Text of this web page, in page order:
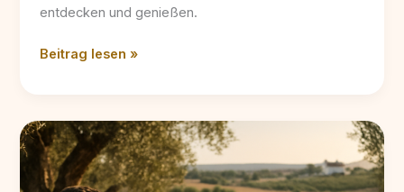
entdecken und genießen.
Portweinarten
bei
Tembo
Alentejo
Beitrag lesen »